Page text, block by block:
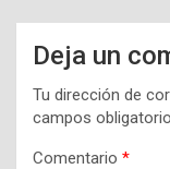
Deja un
Tu dirección de
campos
Comentario *